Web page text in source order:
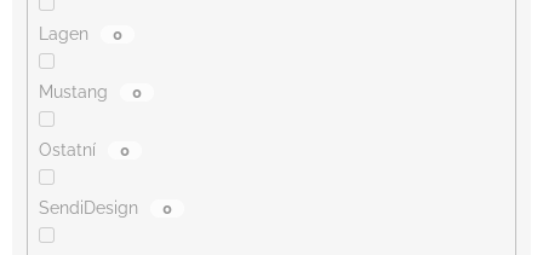
Lagen 0
Mustang 0
Ostatní 0
SendiDesign 0